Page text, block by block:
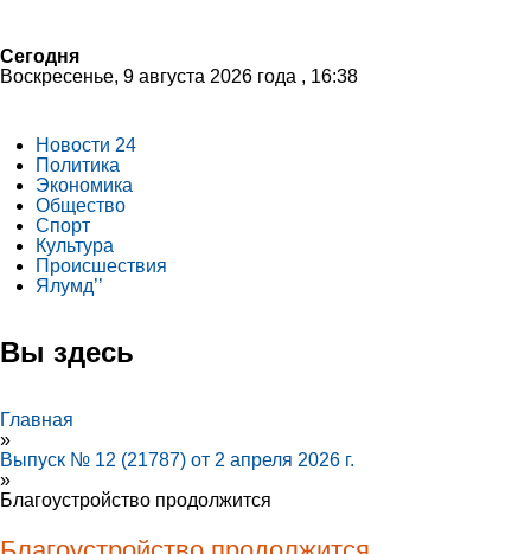
Сегодня
Воскресенье, 9 августа 2026 года , 16:38
Новости 24
Политика
Экономика
Общество
Спорт
Культура
Происшествия
Ялумд’’
Вы здесь
Главная
»
Выпуск № 12 (21787) от 2 апреля 2026 г.
»
Благоустройство продолжится